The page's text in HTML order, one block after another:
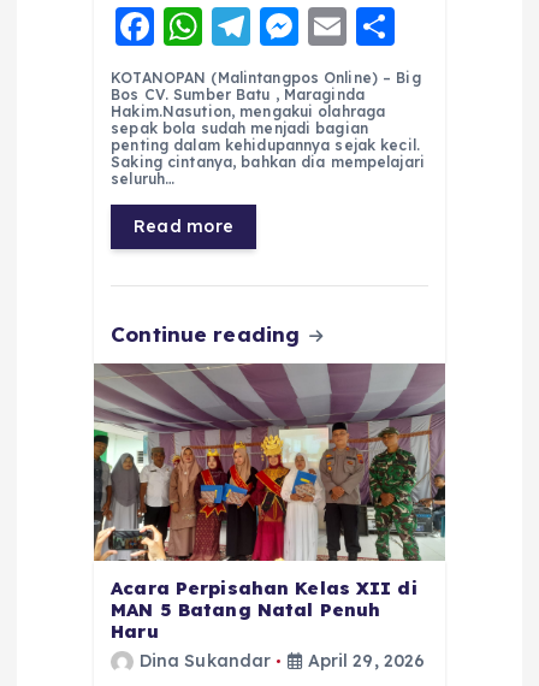
F
a
c
e
b
o
o
k
W
h
a
ts
A
p
p
T
el
e
g
r
a
m
M
e
ss
e
n
E
m
ai
l
h
a
re
KOTANOPAN (Malintangpos Online) – Big
Bos CV. Sumber Batu , Maraginda
Hakim.Nasution, mengakui olahraga
sepak bola sudah menjadi bagian
penting dalam kehidupannya sejak kecil.
Saking cintanya, bahkan dia mempelajari
seluruh…
Read more
Continue reading
Acara Perpisahan Kelas XII di
MAN 5 Batang Natal Penuh
Haru
Dina Sukandar April 29, 2026